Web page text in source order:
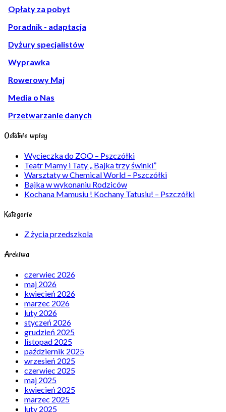
Opłaty za pobyt
Poradnik - adaptacja
Dyżury specjalistów
Wyprawka
Rowerowy Maj
Media o Nas
Przetwarzanie danych
Ostatnie wpisy
Wycieczka do ZOO – Pszczółki
Teatr Mamy i Taty ,, Bajka trzy świnki”
Warsztaty w Chemical World – Pszczółki
Bajka w wykonaniu Rodziców
Kochana Mamusiu ! Kochany Tatusiu! – Pszczółki
Kategorie
Z życia przedszkola
Archiwa
czerwiec 2026
maj 2026
kwiecień 2026
marzec 2026
luty 2026
styczeń 2026
grudzień 2025
listopad 2025
październik 2025
wrzesień 2025
czerwiec 2025
maj 2025
kwiecień 2025
marzec 2025
luty 2025